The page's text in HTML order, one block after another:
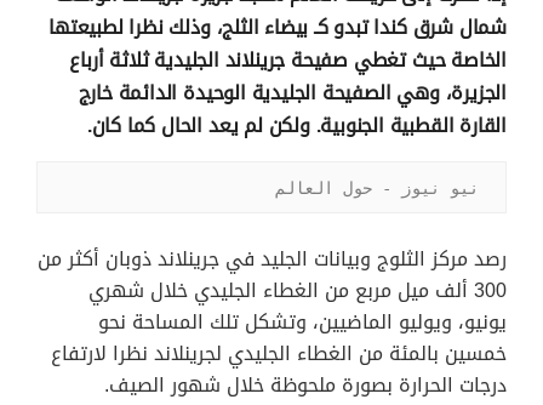
شمال شرق كندا تبدو كـ بيضاء الثلج، وذلك نظرا لطبيعتها
الخاصة حيث تغطي صفيحة جرينلاند الجليدية ثلاثة أرباع
الجزيرة، وهي الصفيحة الجليدية الوحيدة الدائمة خارج
القارة القطبية الجنوبية. ولكن لم يعد الحال كما كان.
نيو نيوز - حول العالم
رصد مركز الثلوج وبيانات الجليد في جرينلاند ذوبان أكثر من
300 ألف ميل مربع من الغطاء الجليدي خلال شهري
يونيو، ويوليو الماضيين، وتشكل تلك المساحة نحو
خمسين بالمئة من الغطاء الجليدي لجرينلاند نظرا لارتفاع
درجات الحرارة بصورة ملحوظة خلال شهور الصيف.